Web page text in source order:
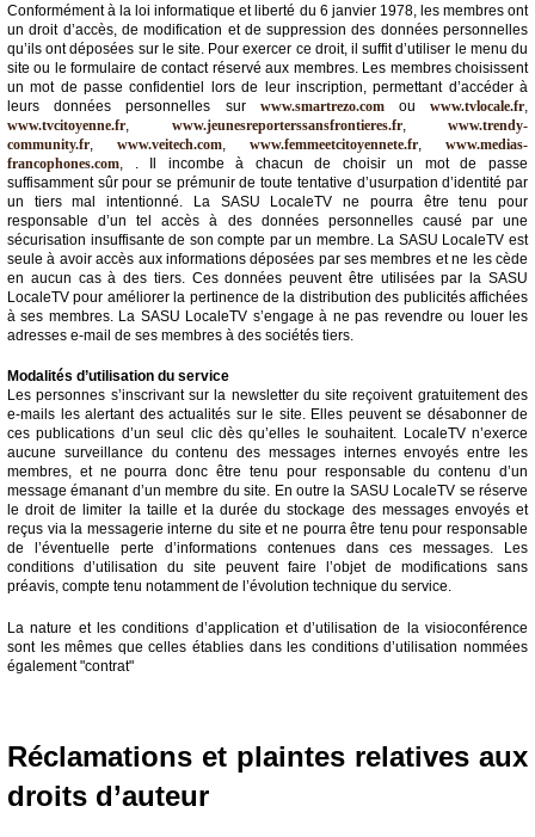
Conformément à la loi informatique et liberté du 6 janvier 1978, les membres ont
un droit d’accès, de modification et de suppression des données personnelles
qu’ils ont déposées sur le site. Pour exercer ce droit, il suffit d’utiliser le menu du
site ou le formulaire de contact réservé aux membres. Les membres choisissent
un mot de passe confidentiel lors de leur inscription, permettant d’accéder à
leurs données personnelles sur www.smartrezo.comouwww.tvlocale.fr
www.tvcitoyenne.fr
www.jeunesreporterssansfrontieres.fr, www.trendy-
community.fr
www.veitech.com www.femmeetcitoyennete.fr
www.medias-
francophones.com , . Il incombe à chacun de choisir un mot de passe
suffisamment sûr pour se prémunir de toute tentative d’usurpation d’identité par
un tiers mal intentionné. La SASU LocaleTV ne pourra être tenu pour
responsable d’un tel accès à des données personnelles causé par une
sécurisation insuffisante de son compte par un membre. La SASU LocaleTV est
seule à avoir accès aux informations déposées par ses membres et ne les cède
en aucun cas à des tiers. Ces données peuvent être utilisées par la SASU
LocaleTV pour améliorer la pertinence de la distribution des publicités affichées
à ses membres. La SASU LocaleTV s’engage à ne pas revendre ou louer les
adresses e-mail de ses membres à des sociétés tiers.
Modalités d’utilisation du service
Les personnes s’inscrivant sur la newsletter du site reçoivent gratuitement des
e-mails les alertant des actualités sur le site. Elles peuvent se désabonner de
ces publications d’un seul clic dès qu’elles le souhaitent. LocaleTV n’exerce
aucune surveillance du contenu des messages internes envoyés entre les
membres, et ne pourra donc être tenu pour responsable du contenu d’un
message émanant d’un membre du site. En outre la SASU LocaleTV se réserve
le droit de limiter la taille et la durée du stockage des messages envoyés et
reçus via la messagerie interne du site et ne pourra être tenu pour responsable
de l’éventuelle perte d’informations contenues dans ces messages. Les
conditions d’utilisation du site peuvent faire l’objet de modifications sans
préavis, compte tenu notamment de l’évolution technique du service.
La nature et les conditions d’application et d’utilisation de la visioconférence
sont les mêmes que celles établies dans les conditions d’utilisation nommées
également "contrat"
Réclamations et plaintes relatives aux
droits d’auteur